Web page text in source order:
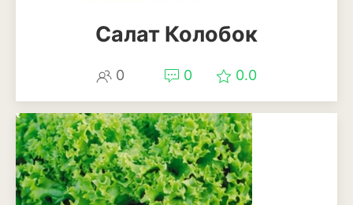
Травы и злаки
Мискантус
Молиния
Салат Колобок
0 0 0.0